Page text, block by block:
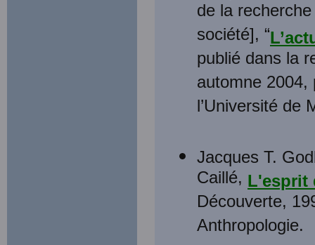
de la
société], “
publié dans la
automne
l’Université de
Jacques T.
Caillé, L'esprit
Découverte,
Anthropologie.